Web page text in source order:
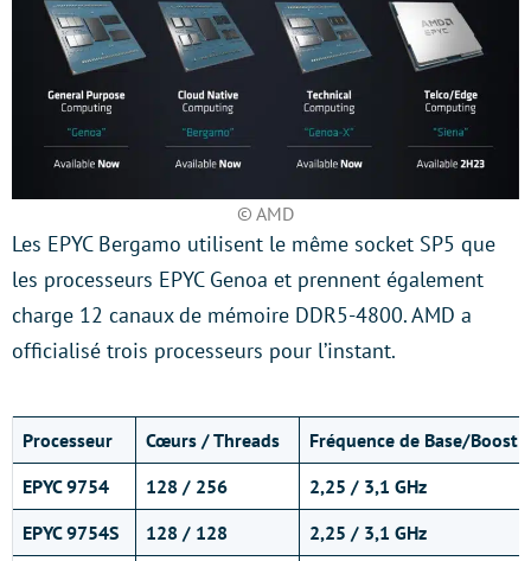
© AMD
Les EPYC Bergamo utilisent le même socket SP5 que
les processeurs EPYC Genoa et prennent également
charge 12 canaux de mémoire DDR5-4800. AMD a
officialisé trois processeurs pour l’instant.
Processeur Cœurs / Threads
Fréquence de Base/Boost
EPYC 9754
128 / 256
2,25 / 3,1 GHz
EPYC 9754S
128 / 128
2,25 / 3,1 GHz